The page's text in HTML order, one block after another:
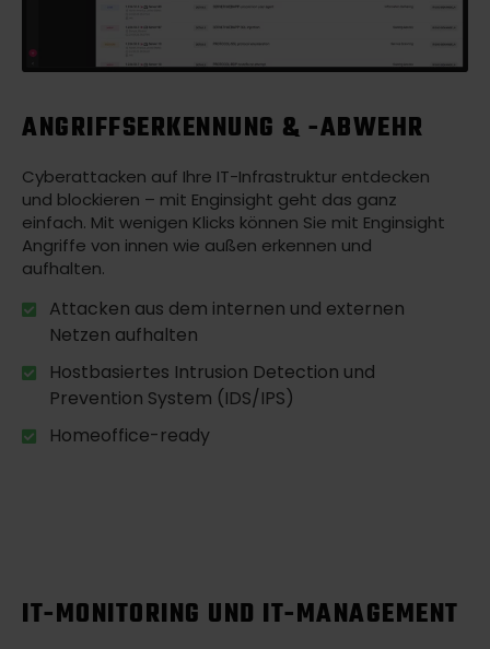
ANGRIFFSERKENNUNG & -ABWEHR
Cyberattacken auf Ihre IT-Infrastruktur entdecken
und blockieren – mit Enginsight geht das ganz
einfach. Mit wenigen Klicks können Sie mit Enginsight
Angriffe von innen wie außen erkennen und
aufhalten.
Attacken aus dem internen und externen
Netzen aufhalten
Hostbasiertes Intrusion Detection und
Prevention System (IDS/IPS)
Homeoffice-ready
IT-MONITORING UND IT-MANAGEMENT